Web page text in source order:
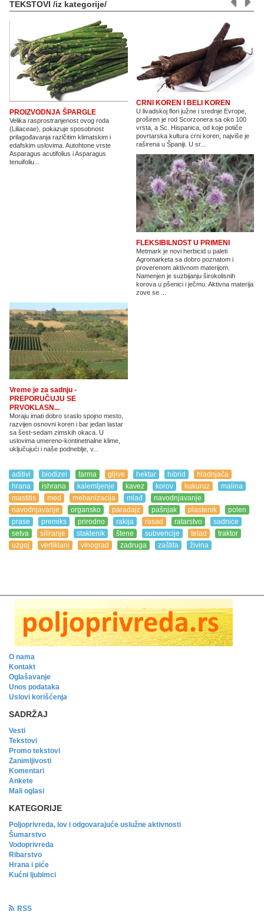
TEKSTOVI /iz kategorije/
PROIZVODNJA ŠPARGLE
Velika rasprostranjenost ovog roda
(Liliaceae), pokazuje sposobnost
prilagođavanja razlčitim klimatskim i
edafskim uslovima. Autohtone vrste
Asparagus acutifolius i Asparagus
tenuifoliu...
CRNI KOREN I BELI KOREN
U livadskoj flori južne i srednje Evrope,
proširen je rod Scorzonera sa oko 100
vrsta, a Sc. Hispanica, od koje potiče
povrtarska kultura crni koren, najviše je
raširena u Španiji. U sr...
FLEKSIBILNOST U PRIMENI
Metmark je novi herbicid u paleti
Agromarketa sa dobro poznatom i
proverenom aktivnom materijom.
Namenjen je suzbijanju širokolisnih
korova u pšenici i ječmu. Aktivna materija
zove se ...
Vreme je za sadnju -
PREPORUČUJU SE
PRVOKLASN...
Moraju imati dobro sraslo spojno mesto,
razvijen osnovni koren i bar jedan lastar
sa šest-sedam zimskih okaca. U
uslovima umereno-kontinetnalne klime,
uključujući i naše podneblje, v...
aditivi biodizel farma gljive hektar hibrid
hladnjača
hrana
ishrana kalemljenje kavez korov kukuruz
malina
mastitis
med mehanizacija mlađ
navodnjavanje
navodnjavanje
organsko paradajz pašnjak plastenik
polen
prase
premiks prirodno rakija rasad ratarstvo
sadnice
setva
siliranje staklenik štene subvencije telad
traktor
uzgoj
vertiklani vinograd zadruga zaštita živina
O nama
Kontakt
Oglašavanje
Unos podataka
Uslovi korišćenja
SADRŽAJ
Vesti
Tekstovi
Promo tekstovi
Zanimljivosti
Komentari
Ankete
Mali oglasi
KATEGORIJE
Poljoprivreda, lov i odgovarajuće uslužne aktivnosti
Šumarstvo
Vodoprivreda
Ribarstvo
Hrana i piće
Kućni ljubimci
RSS